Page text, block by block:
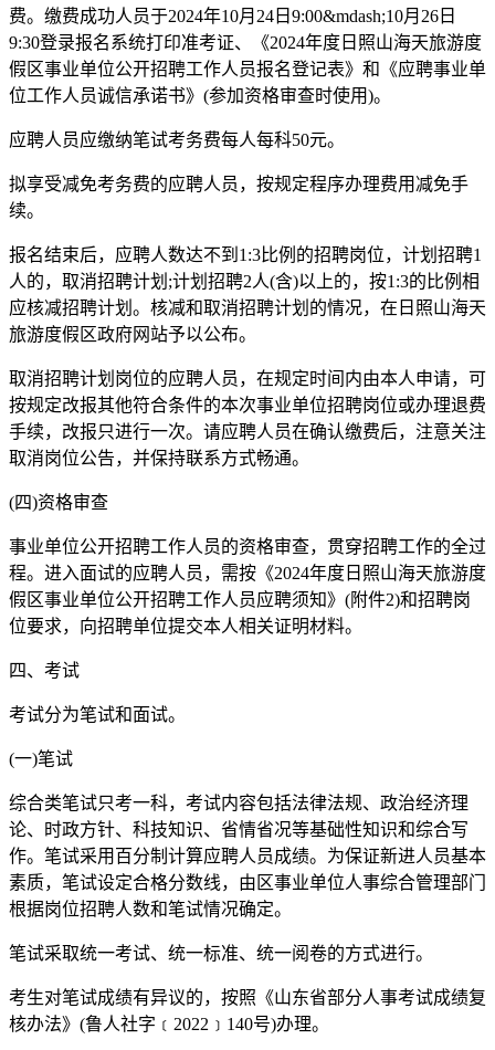
费。缴费成功人员于2024年10月24日9:00&mdash;10月26日
9:30登录报名系统打印准考证、《2024年度日照山海天旅游度
假区事业单位公开招聘工作人员报名登记表》和《应聘事业单
位工作人员诚信承诺书》(参加资格审查时使用)。
应聘人员应缴纳笔试考务费每人每科50元。
拟享受减免考务费的应聘人员，按规定程序办理费用减免手
续。
报名结束后，应聘人数达不到1:3比例的招聘岗位，计划招聘1
人的，取消招聘计划;计划招聘2人(含)以上的，按1:3的比例相
应核减招聘计划。核减和取消招聘计划的情况，在日照山海天
旅游度假区政府网站予以公布。
取消招聘计划岗位的应聘人员，在规定时间内由本人申请，可
按规定改报其他符合条件的本次事业单位招聘岗位或办理退费
手续，改报只进行一次。请应聘人员在确认缴费后，注意关注
取消岗位公告，并保持联系方式畅通。
(四)资格审查
事业单位公开招聘工作人员的资格审查，贯穿招聘工作的全过
程。进入面试的应聘人员，需按《2024年度日照山海天旅游度
假区事业单位公开招聘工作人员应聘须知》(附件2)和招聘岗
位要求，向招聘单位提交本人相关证明材料。
四、考试
考试分为笔试和面试。
(一)笔试
综合类笔试只考一科，考试内容包括法律法规、政治经济理
论、时政方针、科技知识、省情省况等基础性知识和综合写
作。笔试采用百分制计算应聘人员成绩。为保证新进人员基本
素质，笔试设定合格分数线，由区事业单位人事综合管理部门
根据岗位招聘人数和笔试情况确定。
笔试采取统一考试、统一标准、统一阅卷的方式进行。
考生对笔试成绩有异议的，按照《山东省部分人事考试成绩复
核办法》(鲁人社字﹝2022﹞140号)办理。